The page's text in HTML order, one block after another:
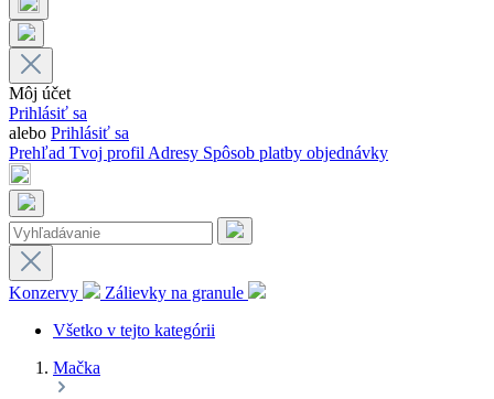
Môj účet
Prihlásiť sa
alebo Prihlásiť sa
Prehľad Tvoj profilAdresy Spôsob platby objednávky
Konzervy
Zálievky na granule
Všetko v tejto kategórii
Mačka